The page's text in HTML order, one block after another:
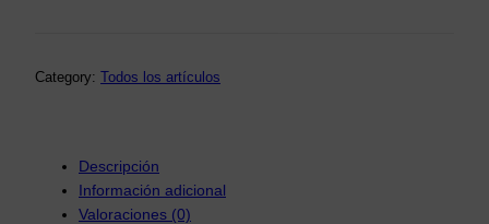
s
Category: Todos los artículos
Descripción
Información adicional
Valoraciones (0)